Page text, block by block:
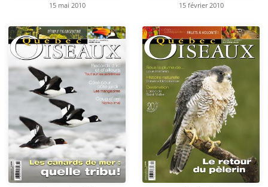
15 mai 2010 15 février 2010